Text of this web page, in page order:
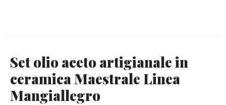
Set olio aceto artigianale in
ceramica Maestrale Linea
Mangiallegro